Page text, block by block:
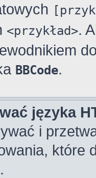
<przykład>.
BBCode.
języka
i
które